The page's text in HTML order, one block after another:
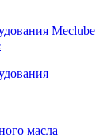
Meclube
масла